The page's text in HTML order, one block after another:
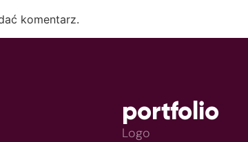
komentarz.
portfolio
Logo